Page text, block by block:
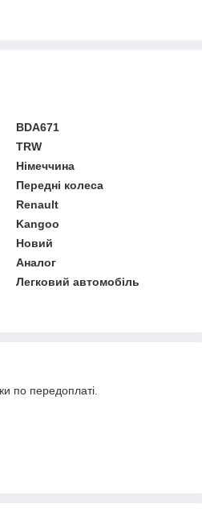
BDA671
TRW
Німеччина
Передні колеса
Renault
Kangoo
Новий
Аналог
Легковий автомобіль
по передоплаті.